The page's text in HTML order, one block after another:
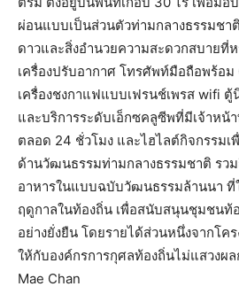
ผ่อนแบบเป็นส่วนตัวท่ามกลางธรรมชา
ดาวและสิ่งอำนวยความสะดวกสบายที่
เครื่องปรับอากาศ โทรศัพท์มือถือพร้อ
เครื่องชงกาแฟแบบเฟรนช์เพรส wifi ตู้
และบริการระดับเอ็กซคลูซีพที่มีเจ้าหน้
ตลอด 24 ชั่วโมง และไฮไลต์กิจกรรมเ
ด้านวัฒนธรรมท่ามกลางธรรมชาติ รว
อาหารในแบบฉบับวัฒนธรรมล้านนา
ฤดูกาลในท้องถิ่น เพื่อสนับสนุนชุมชนท้
อย่างยั่งยืน โดยรายได้ส่วนหนึ่งจากโค
ให้กับองค์กรการกุศลท้องถิ่นไม่แสวงผ
Mae Chan